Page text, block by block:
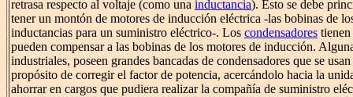
retrasa respecto al voltaje (como una inductancia). Esto se debe
tener un montón de motores de inducción eléctrica -las bobinas de
inductancias para un suministro eléctrico-. Los condensadores
pueden compensar a las bobinas de los motores de inducción.
industriales, poseen grandes bancadas de condensadores que se
propósito de corregir el factor de potencia, acercándolo hacia la
ahorrar en cargos que pudiera realizar la compañía de suministro